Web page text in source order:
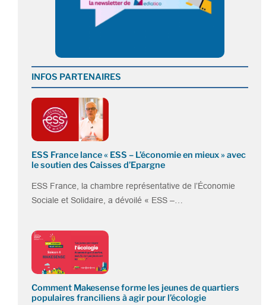
INFOS PARTENAIRES
ESS France lance « ESS – L’économie en mieux » avec
le soutien des Caisses d’Epargne
ESS France, la chambre représentative de l’Économie
Sociale et Solidaire, a dévoilé « ESS –…
Comment Makesense forme les jeunes de quartiers
populaires franciliens à agir pour l’écologie